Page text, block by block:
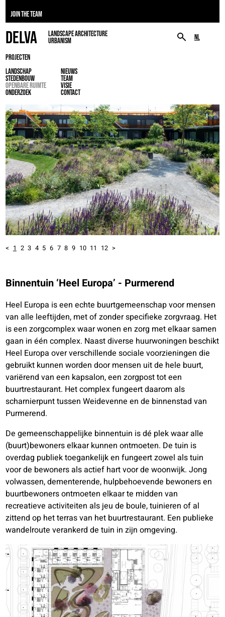
JOIN THE TEAM
NL
DELVA
LANDSCAPE ARCHITECTURE
URBANISM
PROJECTEN
LANDSCHAP
STEDENBOUW
OPENBARE RUIMTE
ONDERZOEK
NIEUWS
TEAM
VISIE
CONTACT
< 1 2 3 4 5 6 7 8 9 10 11 12 >
Binnentuin ‘Heel Europa’ - Purmerend
Heel Europa is een echte buurtgemeenschap voor mensen
van alle leeftijden, met of zonder specifieke zorgvraag. Het
is een zorgcomplex waar wonen en zorg met elkaar samen
gaan in één complex. Naast diverse huurwoningen beschikt
Heel Europa over verschillende sociale voorzieningen die
gebruikt kunnen worden door mensen uit de hele buurt,
variërend van een kapsalon, een zorgpost tot een
buurtrestaurant. Het complex fungeert daarom als
scharnierpunt tussen Weidevenne en de binnenstad van
Purmerend.
De gemeenschappelijke binnentuin is dé plek waar alle
(buurt)bewoners elkaar kunnen ontmoeten. De tuin is
overdag publiek toegankelijk en fungeert zowel als tuin
voor de bewoners als actief hart voor de woonwijk. Jong
volwassen, dementerende, hulpbehoevende bewoners en
buurtbewoners ontmoeten elkaar te midden van
recreatieve activiteiten als jeu de boule, tuinieren of al
zittend op het terras van het buurtrestaurant. Een publieke
wandelroute verankerd de tuin in zijn omgeving.